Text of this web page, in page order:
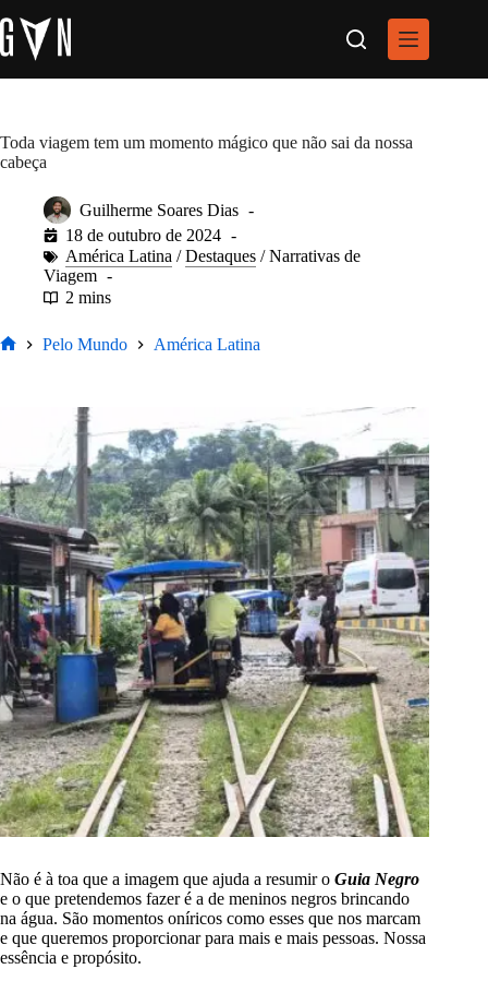
para
o
conteúdo
Toda viagem tem um momento mágico que não sai da nossa
cabeça
Guilherme Soares Dias
18 de outubro de 2024
América Latina /Destaques /Narrativas de
Viagem
2 mins
Pelo Mundo América Latina
Não é à toa que a imagem que ajuda a resumir o Guia Negro
e o que pretendemos fazer é a de meninos negros brincando
na água. São momentos oníricos como esses que nos marcam
e que queremos proporcionar para mais e mais pessoas. Nossa
essência e propósito.